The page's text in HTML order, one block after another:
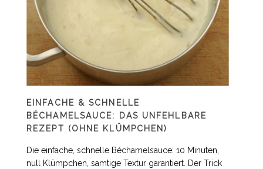
EINFACHE & SCHNELLE
BÉCHAMELSAUCE: DAS UNFEHLBARE
REZEPT (OHNE KLÜMPCHEN)
Die einfache, schnelle Béchamelsauce: 10 Minuten,
null Klümpchen, samtige Textur garantiert. Der Trick